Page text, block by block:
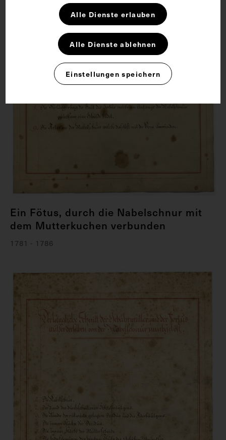
Ein Fötus, durch die Nabelschnur mit
dem Mutterkuchen verbunden
1781 - 1786
Alle Dienste erlauben
Alle Dienste ablehnen
Einstellungen speichern